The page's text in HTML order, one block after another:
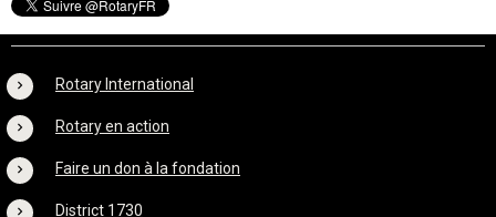
Rotary International
Rotary en action
Faire un don à la fondation
District 1730